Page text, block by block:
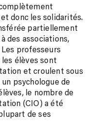
donc les solidarités.
partiellement
des associations,
professeurs
élèves sont
et croulent sous
psychologue de
le nombre de
(CIO) a été
de ses